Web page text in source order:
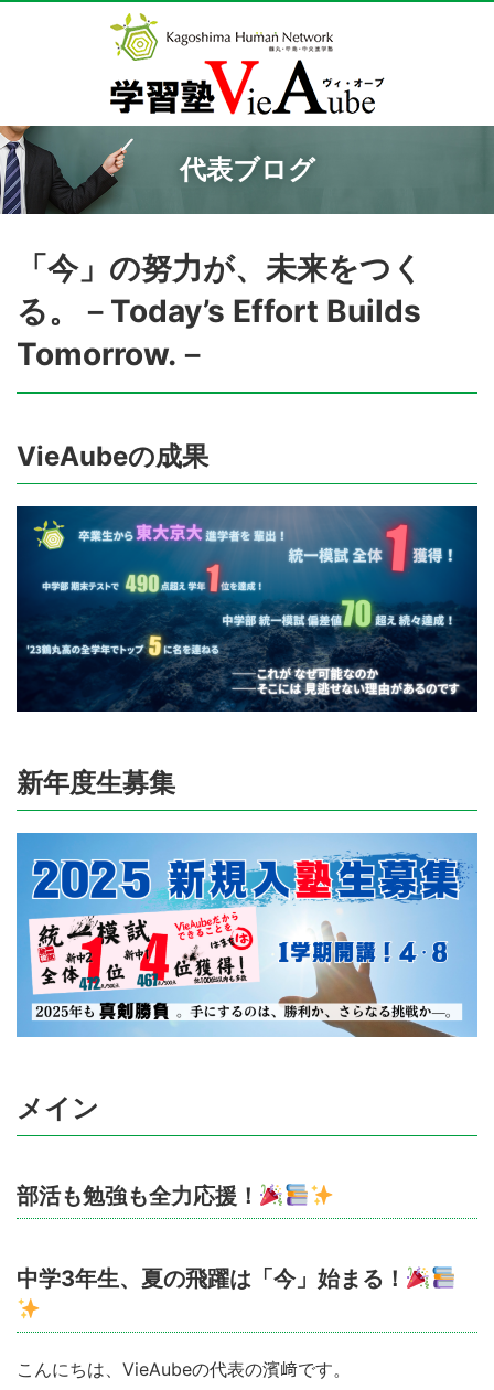
代表ブログ
「今」の努力が、未来をつく
る。－Today’s Effort Builds
Tomorrow.－
VieAubeの成果
新年度生募集
メイン
部活も勉強も全力応援！
中学3年生、夏の飛躍は「今」始まる！
こんにちは、VieAubeの代表の濱﨑です。